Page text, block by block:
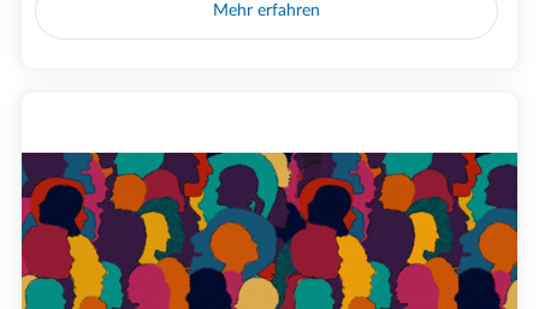
Mehr erfahren